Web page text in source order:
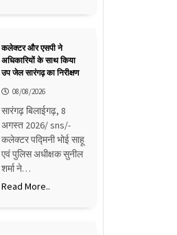
कलेक्टर और एसपी ने
अधिकारियों के साथ किया
उप जेल सारंगढ़ का निरीक्षण
08/08/2026
सारंगढ़ बिलाईगढ़, 8
अगस्त 2026/ sns/-
कलेक्टर पद्मिनी भोई साहू
एवं पुलिस अधीक्षक सुनील
शर्मा ने…
Read More..